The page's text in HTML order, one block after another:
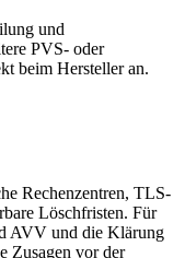
und
PVS- oder
beim Hersteller an.
Rechenzentren, TLS-
Löschfristen. Für
AVV und die Klärung
Zusagen vor der